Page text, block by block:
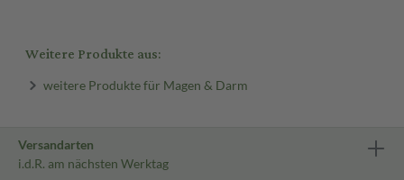
Weitere Produkte aus:
weitere Produkte für Magen & Darm
Versandarten
i.d.R. am nächsten Werktag